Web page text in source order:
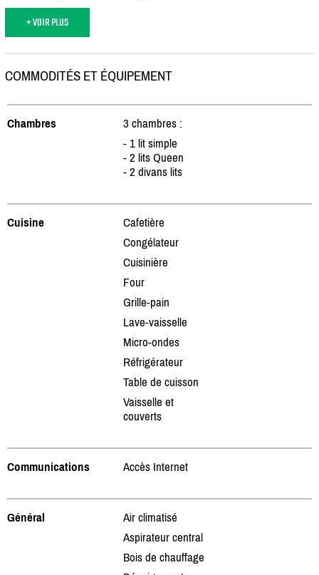
+ VOIR PLUS
COMMODITÉS ET ÉQUIPEMENT
Chambres
3 chambres :
- 1 lit simple
- 2 lits Queen
- 2 divans lits
Cuisine
Cafetière
Congélateur
Cuisinière
Four
Grille-pain
Lave-vaisselle
Micro-ondes
Réfrigérateur
Table de cuisson
Vaisselle et
couverts
Communications Accès Internet
Général
Air climatisé
Aspirateur central
Bois de chauffage